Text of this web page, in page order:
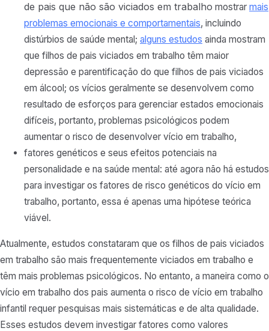
de pais que não são viciados em trabalho mostrar mais
problemas emocionais e comportamentais, incluindo
distúrbios de saúde mental; alguns estudos ainda mostram
que filhos de pais viciados em trabalho têm maior
depressão e parentificação do que filhos de pais viciados
em álcool; os vícios geralmente se desenvolvem como
resultado de esforços para gerenciar estados emocionais
difíceis, portanto, problemas psicológicos podem
aumentar o risco de desenvolver vício em trabalho,
fatores genéticos e seus efeitos potenciais na
personalidade e na saúde mental: até agora não há estudos
para investigar os fatores de risco genéticos do vício em
trabalho, portanto, essa é apenas uma hipótese teórica
viável.
Atualmente, estudos constataram que os filhos de pais viciados
em trabalho são mais frequentemente viciados em trabalho e
têm mais problemas psicológicos. No entanto, a maneira como o
vício em trabalho dos pais aumenta o risco de vício em trabalho
infantil requer pesquisas mais sistemáticas e de alta qualidade.
Esses estudos devem investigar fatores como valores